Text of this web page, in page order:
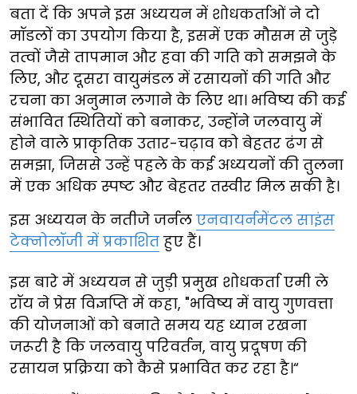
बता दें कि अपने इस अध्ययन में शोधकर्ताओं ने दो
मॉडलों का उपयोग किया है, इसमें एक मौसम से जुड़े
तत्वों जैसे तापमान और हवा की गति को समझने के
लिए, और दूसरा वायुमंडल में रसायनों की गति और
रचना का अनुमान लगाने के लिए था। भविष्य की कई
संभावित स्थितियों को बनाकर, उन्होंने जलवायु में
होने वाले प्राकृतिक उतार-चढ़ाव को बेहतर ढंग से
समझा, जिससे उन्हें पहले के कई अध्ययनों की तुलना
में एक अधिक स्पष्ट और बेहतर तस्वीर मिल सकी है।
इस अध्ययन के नतीजे जर्नल एनवायर्नमेंटल साइंस
टेक्नोलॉजी में प्रकाशित हुए हैं।
इस बारे में अध्ययन से जुड़ी प्रमुख शोधकर्ता एमी ले
रॉय ने प्रेस विज्ञप्ति में कहा, "भविष्य में वायु गुणवत्ता
की योजनाओं को बनाते समय यह ध्यान रखना
जरूरी है कि जलवायु परिवर्तन, वायु प्रदूषण की
रसायन प्रक्रिया को कैसे प्रभावित कर रहा है।“